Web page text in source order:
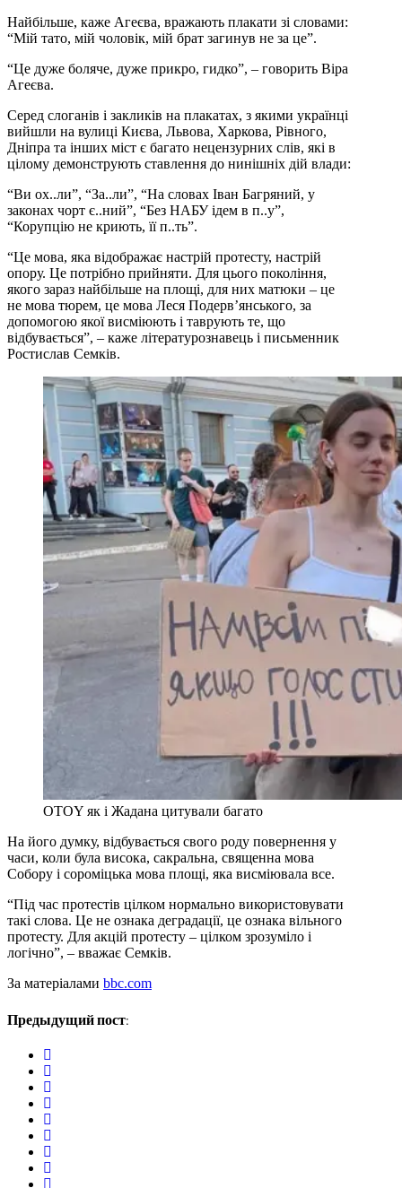
Найбільше, каже Агеєва, вражають плакати зі словами:
“Мій тато, мій чоловік, мій брат загинув не за це”.
“Це дуже боляче, дуже прикро, гидко”, – говорить Віра
Агеєва.
Серед слоганів і закликів на плакатах, з якими українці
вийшли на вулиці Києва, Львова, Харкова, Рівного,
Дніпра та інших міст є багато нецензурних слів, які в
цілому демонструють ставлення до нинішніх дій влади:
“Ви ох..ли”, “За..ли”, “На словах Іван Багряний, у
законах чорт є..ний”, “Без НАБУ ідем в п..у”,
“Корупцію не криють, її п..ть”.
“Це мова, яка відображає настрій протесту, настрій
опору. Це потрібно прийняти. Для цього покоління,
якого зараз найбільше на площі, для них матюки – це
не мова тюрем, це мова Леся Подерв’янського, за
допомогою якої висміюють і таврують те, що
відбувається”, – каже літературознавець і письменник
Ростислав Семків.
OTOY як і Жадана цитували багато
На його думку, відбувається свого роду повернення у
часи, коли була висока, сакральна, священна мова
Собору і сороміцька мова площі, яка висміювала все.
“Під час протестів цілком нормально використовувати
такі слова. Це не ознака деградації, це ознака вільного
протесту. Для акцій протесту – цілком зрозуміло і
логічно”, – вважає Семків.
За матеріалами bbc.com
Предыдущий пост: